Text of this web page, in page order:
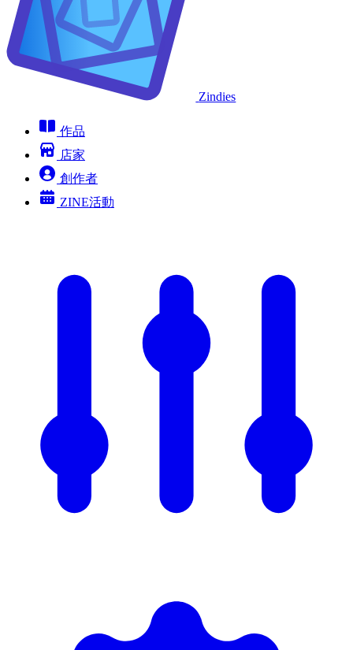
Zindies
作品
店家
創作者
ZINE活動